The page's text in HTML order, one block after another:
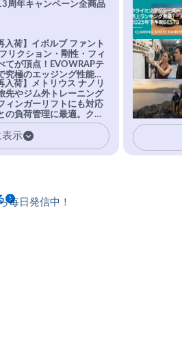
周年キャンペーン全商品
荷】イボルブ ファント
リクション・剛性・フィ
てが頂点！EVOWRAPテ
究極のエッジング性能を
系ラバーEvo-74はTRAX
粘着力で極小ホールドに
荷】メトリウス ナノリ
先やジム外トレーニング
ィンガーリフトにも対応
の負荷管理に最適。クラ
を本気で鍛えるギア。
表示
毎日発信中！